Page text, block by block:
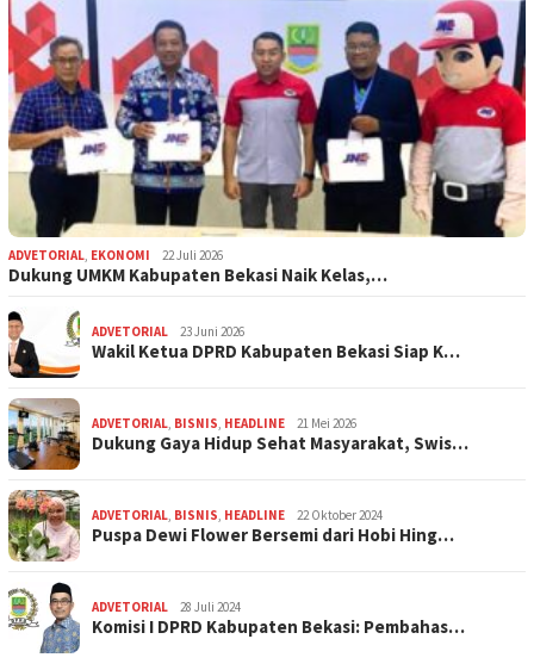
ADVETORIAL EKONOMI 22 Juli 2026
Dukung UMKM Kabupaten Bekasi Naik Kelas,…
ADVETORIAL 23 Juni 2026
Wakil Ketua DPRD Kabupaten Bekasi Siap K…
ADVETORIAL BISNIS HEADLINE 21 Mei 2026
Dukung Gaya Hidup Sehat Masyarakat, Swis…
ADVETORIAL BISNIS HEADLINE 22 Oktober 2024
Puspa Dewi Flower Bersemi dari Hobi Hing…
ADVETORIAL 28 Juli 2024
Komisi I DPRD Kabupaten Bekasi: Pembahas…